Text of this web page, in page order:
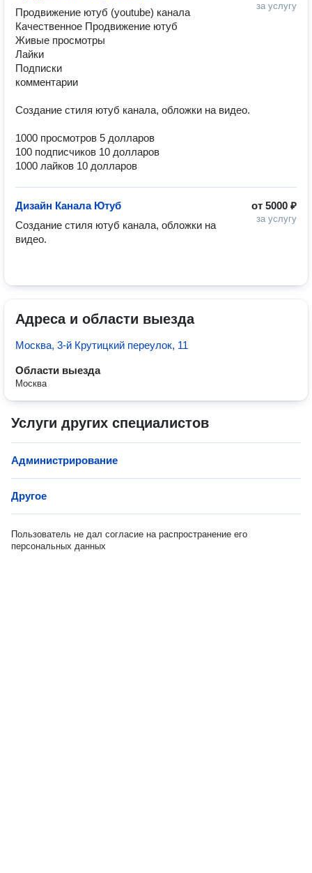
за услугу
Продвижение ютуб (youtube) канала
Качественное Продвижение ютуб
Живые просмотры
Лайки
Подписки
комментарии
Создание стиля ютуб канала, обложки на видео.
1000 просмотров 5 долларов
100 подписчиков 10 долларов
от 5000 ₽
за услугу
Дизайн Канала Ютуб
Создание стиля ютуб канала, обложки на
видео.
Адреса и области выезда
Москва, 3-й Крутицкий переулок, 11
Области выезда
Москва
Услуги других специалистов
Администрирование
Другое
Пользователь не дал согласие на распространение его
персональных данных